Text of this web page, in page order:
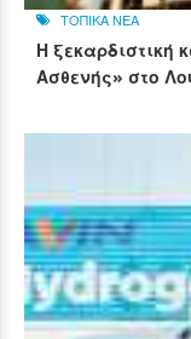
ΤΟΠΙΚΑ ΝΕΑ
Η
Ασθενής» στο